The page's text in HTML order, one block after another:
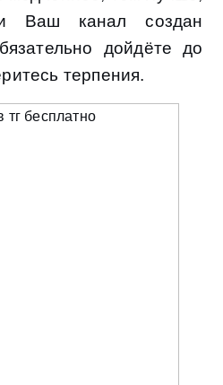
Ваш канал создан
дойдёте до
терпения.